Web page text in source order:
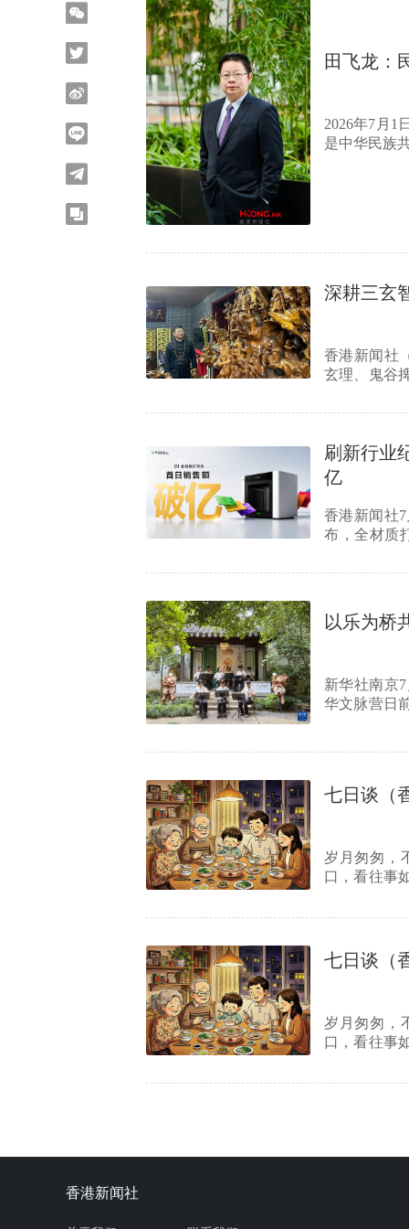
田飞龙：
2026年7月1
是中华民族
深耕三玄
香港新闻社
玄理、鬼谷
刷新行业
亿
香港新闻社
布，全材质
以乐为桥
新华社南京
华文脉营日
七日谈（
岁月匆匆，
口，看往事
七日谈（
岁月匆匆，
口，看往事
香港新闻社